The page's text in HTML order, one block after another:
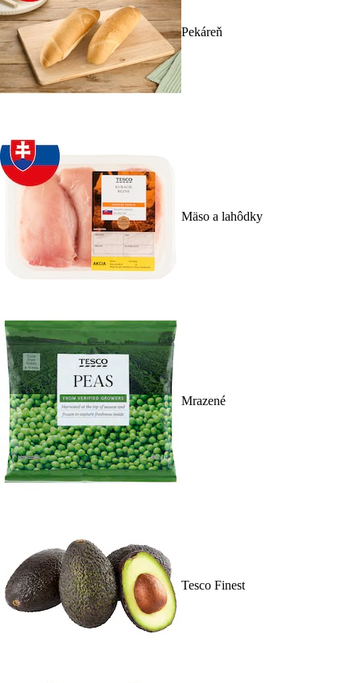
Pekáreň
Mäso a lahôdky
Mrazené
Tesco Finest